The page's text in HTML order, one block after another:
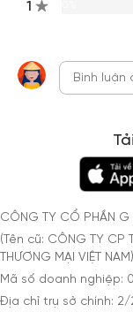
1
CÔNG TY CỔ PHẦN G
(Tên cũ: CÔNG TY CP
THƯƠNG MẠI VIỆT NAM)
Mã số doanh nghiệp:
Địa chỉ trụ sở chính: 2/